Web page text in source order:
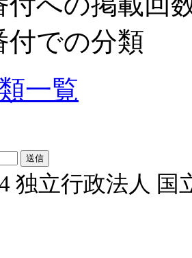
付での分類
一覧
独立行政法人 国